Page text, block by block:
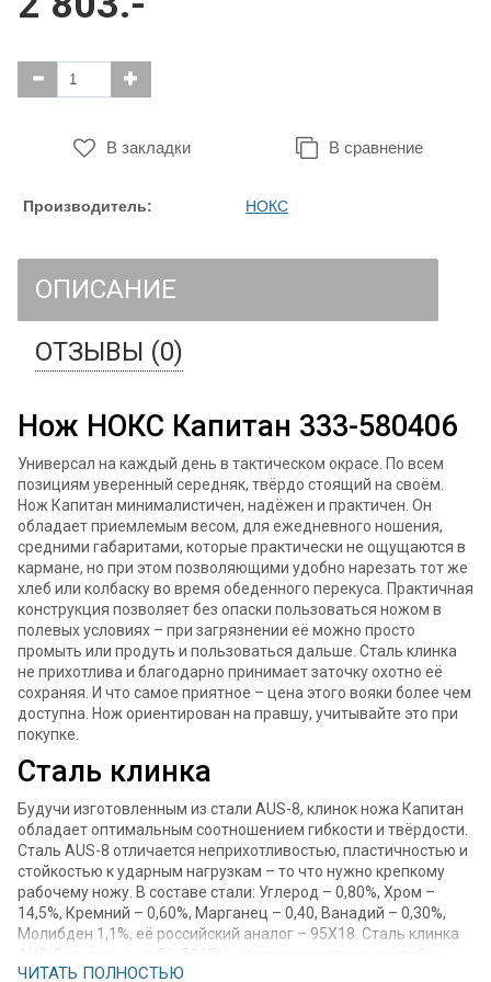
В закладки В сравнение
Производитель: НОКС
ОПИСАНИЕ
ОТЗЫВЫ (0)
Нож НОКС Капитан 333-580406
Универсал на каждый день в тактическом окрасе. По всем
позициям уверенный середняк, твёрдо стоящий на своём.
Нож Капитан минималистичен, надёжен и практичен. Он
обладает приемлемым весом, для ежедневного ношения,
средними габаритами, которые практически не ощущаются в
кармане, но при этом позволяющими удобно нарезать тот же
хлеб или колбаску во время обеденного перекуса. Практичная
конструкция позволяет без опаски пользоваться ножом в
полевых условиях – при загрязнении её можно просто
промыть или продуть и пользоваться дальше. Сталь клинка
не прихотлива и благодарно принимает заточку охотно её
сохраняя. И что самое приятное – цена этого вояки более чем
доступна. Нож ориентирован на правшу, учитывайте это при
покупке.
Сталь клинка
Будучи изготовленным из стали AUS-8, клинок ножа Капитан
обладает оптимальным соотношением гибкости и твёрдости.
Сталь AUS-8 отличается неприхотливостью, пластичностью и
стойкостью к ударным нагрузкам – то что нужно крепкому
рабочему ножу. В составе стали: Углерод – 0,80%, Хром –
14,5%, Кремний – 0,60%, Марганец – 0,40, Ванадий – 0,30%,
Молибден 1,1%, её российский аналог – 95Х18. Сталь клинка
AUS-8 закалена на 56-58 HRc, что позволяет ему достойно
держать заточку и в то же время не скалываться при
ЧИТАТЬ ПОЛНОСТЬЮ